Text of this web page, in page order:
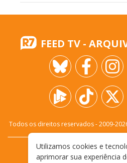
FEED TV -
Todos os direitos reservados - 2009-
FALE CONOSCO
Utilizamos cookies e
aprimorar sua experiência